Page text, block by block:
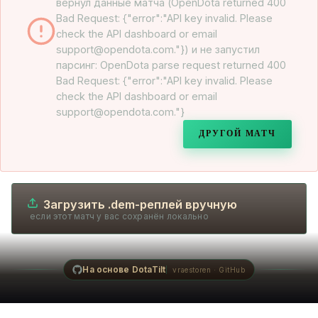
вернул данные матча (OpenDota returned 400
Bad Request: {"error":"API key invalid. Please
check the API dashboard or email
support@opendota.com."}) и не запустил
парсинг: OpenDota parse request returned 400
Bad Request: {"error":"API key invalid. Please
check the API dashboard or email
support@opendota.com."}
ДРУГОЙ МАТЧ
Загрузить .dem-реплей вручную
если этот матч у вас сохранён локально
На основе DotaTilt vraestoren · GitHub